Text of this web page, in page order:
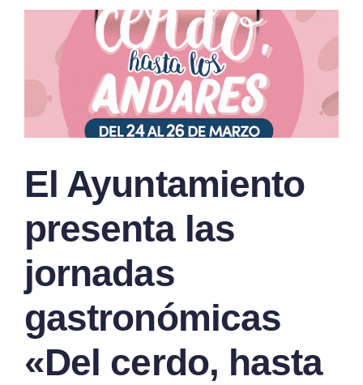
El Ayuntamiento
presenta las
jornadas
gastronómicas
«Del cerdo, hasta